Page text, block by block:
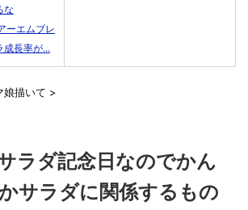
な
ーエムブレ
成長率が...
娘描いて >
ラダ記念日なのでかん
サラダに関係するもの